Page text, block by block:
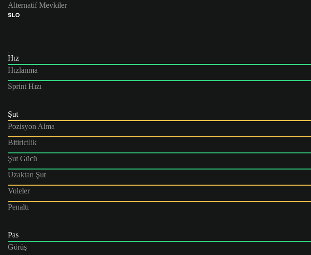
Alternatif Mevkiler
SLO
Hız
Hızlanma
Sprint Hızı
Şut
Pozisyon Alma
Bitiricilik
Şut Gücü
Uzaktan Şut
Voleler
Penaltı
Pas
Görüş